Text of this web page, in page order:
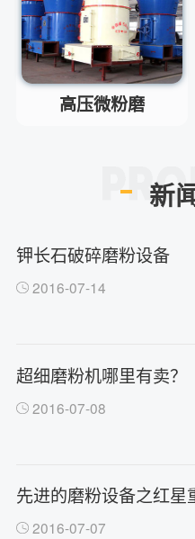
答
问
答
高压微粉磨
新
钾长石破碎磨粉设备
2016-07-14
超细磨粉机哪里有卖？
2016-07-08
先进的磨粉设备之红星
2016-07-07